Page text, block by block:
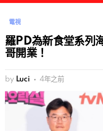
電視
羅PD為新食堂系列
哥開業！
by Luci 4年之前